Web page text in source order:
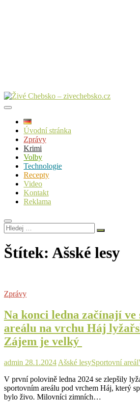
Úvodní stránka
Zprávy
Krimi
Volby
Technologie
Recepty
Video
Kontakt
Reklama
Hledej
…
Štítek: Ašské lesy
Zprávy
Na konci ledna začínají
areálu na vrchu Háj
Zájem je velký
admin 28.1.2024 Ašské lesySportovní areál
V první polovině ledna 2024 se zlepšily
sportovním areálu pod vrchem Háj, který
bylo živo. Milovníci zimních…